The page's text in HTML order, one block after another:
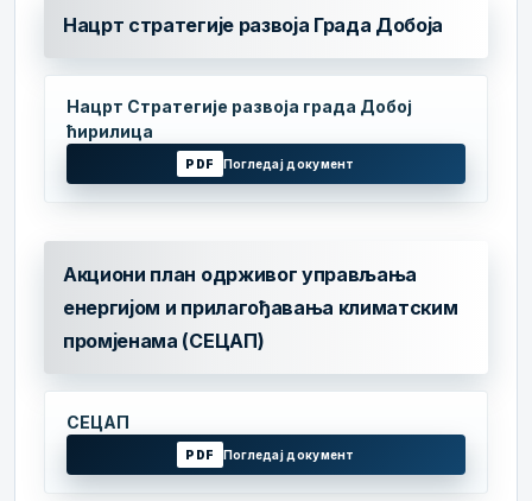
Нацрт стратегије развоја Града Добоја
Нацрт Стратегије развоја града Добој
ћирилица
PDF Погледај документ
Акциони план одрживог управљања
енергијом и прилагођавања климатским
промјенама (СЕЦАП)
СЕЦАП
PDF Погледај документ